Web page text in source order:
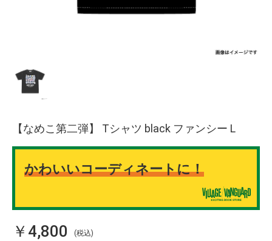
【なめこ第二弾】 Tシャツ black ファンシー L
かわいいコーディネートに！
￥4,800 (税込)